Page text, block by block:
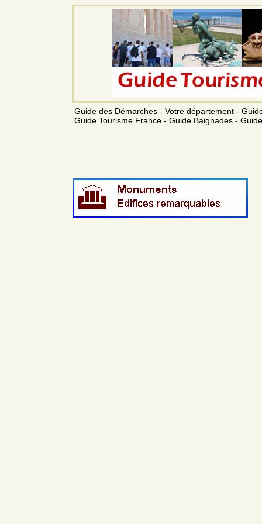
Guide des Démarches - Votre département -
Guide Tourisme France - Guide Baignades -